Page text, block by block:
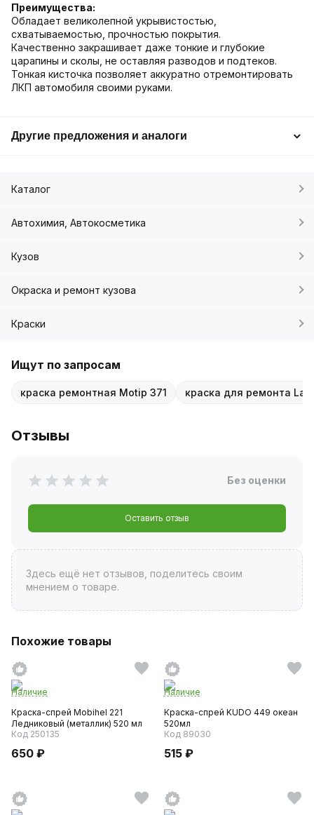
Преимущества:
Обладает великолепной укрывистостью,
схватываемостью, прочностью покрытия.
Качественно закрашивает даже тонкие и глубокие
царапины и сколы, не оставляя разводов и подтеков.
Тонкая кисточка позволяет аккуратно отремонтировать
ЛКП автомобиля своими руками.
Другие предложения и аналоги
Каталог
Автохимия, Автокосметика
Кузов
Окраска и ремонт кузова
Краски
Ищут по запросам
краска ремонтная Motip 371 краска для ремонта
Отзывы
Без оценки
Оставить отзыв
Здесь ещё нет отзывов, поделитесь своим
мнением о товаре.
Похожие товары
Наличие
Краска-спрей Mobihel 221
Ледниковый (металлик) 520 мл
Код 250135
650 ₽
Наличие
Краска-спрей KUDO 449 океан
520мл
Код 89030
515 ₽